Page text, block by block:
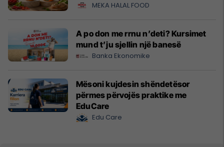
MEKA HALAL FOOD
A po don me rrnu n’deti? Kursimet
mund t’ju sjellin një banesë
Banka Ekonomike
Mësoni kujdesin shëndetësor
përmes përvojës praktike me
EduCare
Edu Care